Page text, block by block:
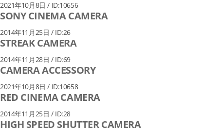
2021年10月8日 / ID:10656
SONY CINEMA CAMERA
2014年11月25日 / ID:26
STREAK CAMERA
2014年11月28日 / ID:69
CAMERA ACCESSORY
2021年10月8日 / ID:10658
RED CINEMA CAMERA
2014年11月25日 / ID:28
HIGH SPEED SHUTTER CAMERA